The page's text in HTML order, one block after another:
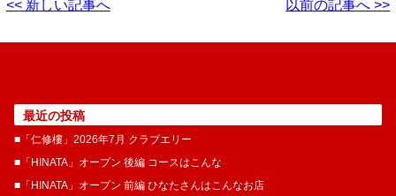
<< 新しい記事へ 以前の記事へ >>
最近の投稿
■「仁修樓」2026年7月 クラブエリー
■「HINATA」オープン 後編 コースはこんな
■「HINATA」オープン 前編 ひなたさんはこんなお店